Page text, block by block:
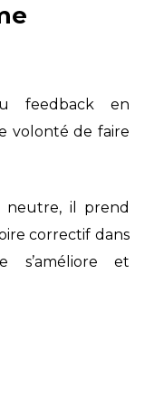
feedback en
volonté de faire
neutre, il prend
correctif dans
s’améliore et